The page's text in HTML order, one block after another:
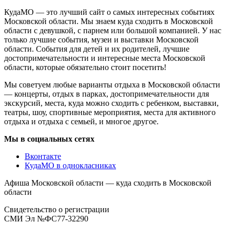
КудаМО — это лучший сайт о самых интересных событиях
Московской области. Мы знаем куда сходить в Московской
области с девушкой, с парнем или большой компанией. У нас
только лучшие события, музеи и выставки Московской
области. События для детей и их родителей, лучшие
достопримечательности и интересные места Московской
области, которые обязательно стоит посетить!
Мы советуем любые варианты отдыха в Московской области
— концерты, отдых в парках, достопримечательности для
экскурсий, места, куда можно сходить с ребенком, выставки,
театры, шоу, спортивные мероприятия, места для активного
отдыха и отдыха с семьей, и многое другое.
Мы в социальных сетях
Вконтакте
КудаМО в однокласниках
Афиша Московской области — куда сходить в Московской
области
Свидетельство о регистрации
СМИ Эл №ФС77-32290